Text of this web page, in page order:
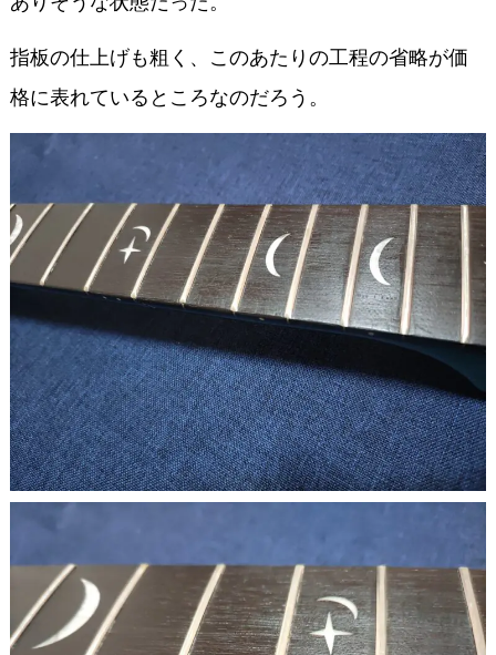
指板の仕上げも粗く、このあたりの工程の省略が価
格に表れているところなのだろう。